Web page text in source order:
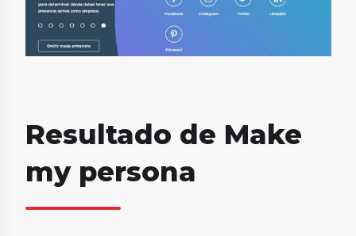
Resultado de Make
my persona